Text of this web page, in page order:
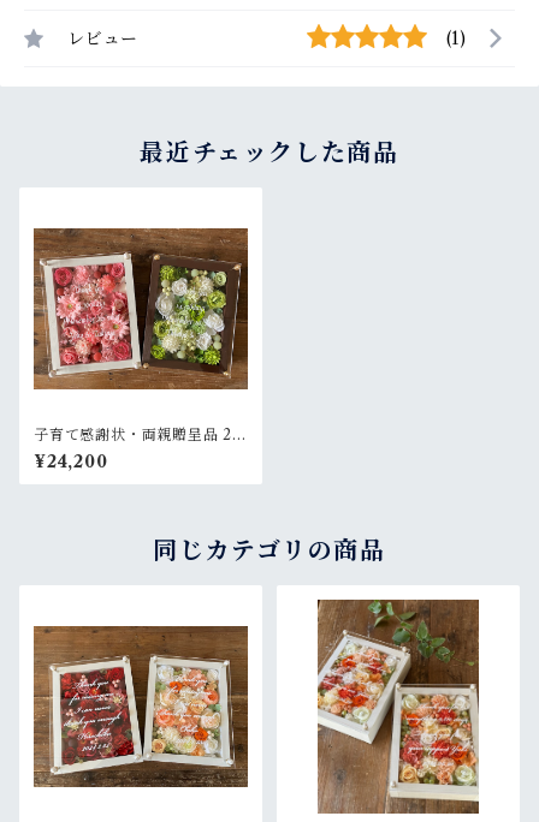
レビュー (1)
最近チェックした商品
子育て感謝状・両親贈呈品 2個
セット【名入れ】プリザーブ
ドフラワーアレンジ ウッドフ
レーム 木枠〈ピンク＆白グリ
¥24,200
同じカテゴリの商品